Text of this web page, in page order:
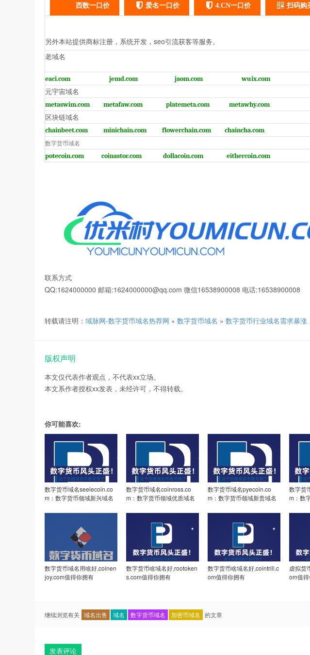
西数一口价 爱名一口价 4.CN一口价 扫码购
另外本站提供商标注册，系统开发，seo引流获客等服务。
老域名
eaci.com jemd.com jaom.com wuix.com
元宇宙域名
metaswim.com metafaw.com platemeta.com metawhy.com
区块链域名
chainbeet.com minichain.com flowerchain.com
chaincha.com
数字货币域名
potecoin.com
coinastor.com dollacoin.com eithercoin.com
联系方式
QQ:1624000000 邮箱:1624000000@qq.com 微信16538900008 电话:16538900008
转载请注明： 域脉网-数字货币域名热荐网 » 数字货币域名 » 数字货币行业域名需求暴
版权声明
本文仅代表作者观点，不代表xx立场。
本文系作者授权xx发表，未经许可，不得转载。
你可能喜欢:
数字货币域名seelecoin.co
m：数字货币领域新兴域名
数字货币域名coinross.co
m：数字货币领域优质域名
数字货币域名pyecoin.co
m：数字货币领域新贵域名
数字货
m：数
数字货币域名用啥好,coinen
joy.com值得你拥有
数字货币啥域名好,rootoken
s.com值得你拥有
数字货币啥域名好,cointrill.c
om值得你拥有
虚拟货
om值
继续浏览有关 域名出售 域名 数字货币域名 加密币域名 的文章
发表评论